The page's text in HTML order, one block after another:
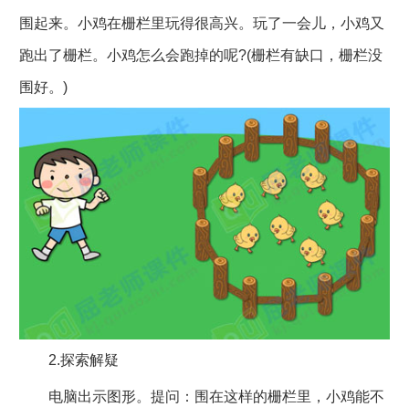
围起来。小鸡在栅栏里玩得很高兴。玩了一会儿，小鸡又
跑出了栅栏。小鸡怎么会跑掉的呢?(栅栏有缺口，栅栏没
围好。)
2.探索解疑
电脑出示图形。提问：围在这样的栅栏里，小鸡能不